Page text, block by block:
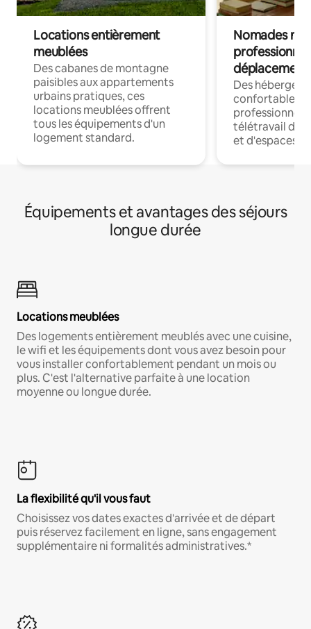
Locations entièrement
meublées
Des cabanes de montagne
paisibles aux appartements
urbains pratiques, ces
locations meublées offrent
tous les équipements d'un
logement standard.
Nomades
déplacement
Des
confortables
professionnels
télétravail
et d'espaces
Équipements et avantages des séjours
longue durée
Locations meublées
Des logements entièrement meublés avec une cuisine,
le wifi et les équipements dont vous avez besoin pour
vous installer confortablement pendant un mois ou
plus. C'est l'alternative parfaite à une location
moyenne ou longue durée.
La flexibilité qu'il vous faut
Choisissez vos dates exactes d'arrivée et de départ
puis réservez facilement en ligne, sans engagement
supplémentaire ni formalités administratives.*